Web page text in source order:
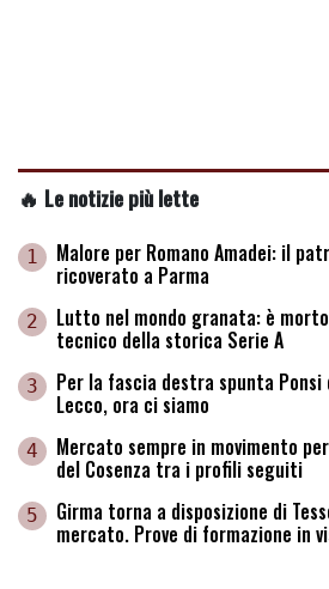
🔥 Le notizie più lette
1 Malore per Romano Amadei: il
ricoverato a Parma
2 Lutto nel mondo granata: è
tecnico della storica Serie A
3 Per la fascia destra spunta Ponsi
Lecco, ora ci siamo
4 Mercato sempre in movimento
del Cosenza tra i profili seguiti
5 Girma torna a disposizione di
mercato. Prove di formazione in